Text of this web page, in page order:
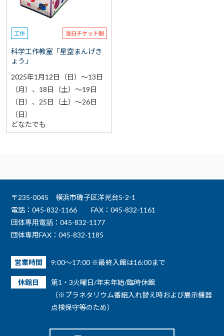
工作 当日チケット制
科学工作教室「星空まんげき
ょう」
2025年1月12日（日）～13日
（月）、18日（土）～19日
（日）、25日（土）～26日
（日）
どなたでも
〒235-0045 横浜市磯子区洋光台5-2-1
電話：045-832-1166
FAX：045-832-1161
団体専用電話：045-832-1177
団体専用FAX：045-832-1185
営業時間 9:00～17:00 ※最終入館は16:00まで
休館日
第1・3火曜日/年末年始/臨時休館
（※プラネタリウム番組入れ替え時および展示機器
点検保守等のため）